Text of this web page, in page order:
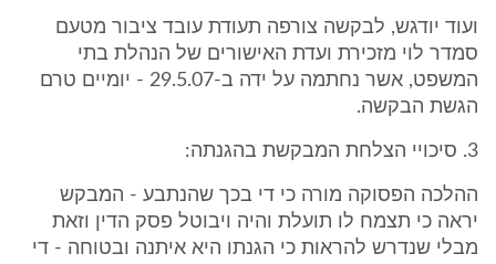
ועוד יודגש, לבקשה צורפה תעודת עובד ציבור מטעם
סמדר לוי מזכירת ועדת האישורים של הנהלת בתי
המשפט, אשר נחתמה על ידה ב-29.5.07 - יומיים טרם
הגשת הבקשה.
3. סיכויי הצלחת המבקשת בהגנתה:
ההלכה הפסוקה מורה כי די בכך שהנתבע - המבקש
יראה כי תצמח לו תועלת והיה ויבוטל פסק הדין וזאת
מבלי שנדרש להראות כי הגנתו היא איתנה ובטוחה - די